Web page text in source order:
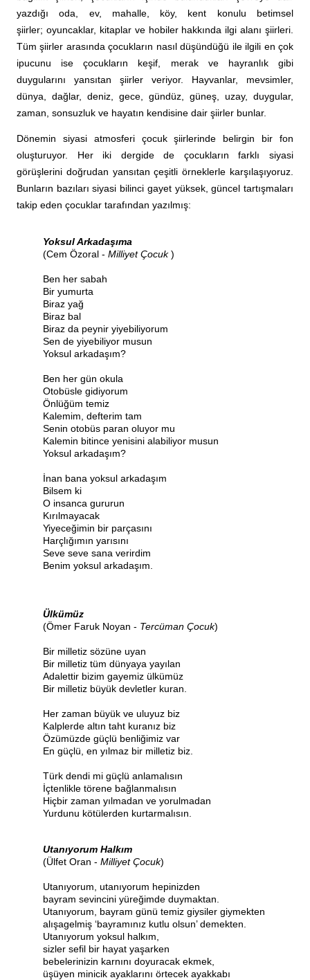
yazdığı oda, ev, mahalle, köy, kent konulu betimsel
şiirler; oyuncaklar, kitaplar ve hobiler hakkında ilgi alanı şiirleri.
Tüm şiirler arasında çocukların nasıl düşündüğü ile ilgili en çok
ipucunu ise çocukların keşif, merak ve hayranlık gibi
duygularını yansıtan şiirler veriyor. Hayvanlar, mevsimler,
dünya, dağlar, deniz, gece, gündüz, güneş, uzay, duygular,
zaman, sonsuzluk ve hayatın kendisine dair şiirler bunlar.
Dönemin siyasi atmosferi çocuk şiirlerinde belirgin bir fon
oluşturuyor. Her iki dergide de çocukların farklı siyasi
görüşlerini doğrudan yansıtan çeşitli örneklerle karşılaşıyoruz.
Bunların bazıları siyasi bilinci gayet yüksek, güncel tartışmaları
takip eden çocuklar tarafından yazılmış:
Yoksul Arkadaşıma
(Cem Özoral - Milliyet Çocuk)
Ben her sabah
Bir yumurta
Biraz yağ
Biraz bal
Biraz da peynir yiyebiliyorum
Sen de yiyebiliyor musun
Yoksul arkadaşım?
Ben her gün okula
Otobüsle gidiyorum
Önlüğüm temiz
Kalemim, defterim tam
Senin otobüs paran oluyor mu
Kalemin bitince yenisini alabiliyor musun
Yoksul arkadaşım?
İnan bana yoksul arkadaşım
Bilsem ki
O insanca gururun
Kırılmayacak
Yiyeceğimin bir parçasını
Harçlığımın yarısını
Seve seve sana verirdim
Benim yoksul arkadaşım.
Ülkümüz
(Ömer Faruk Noyan - Tercüman Çocuk)
Bir milletiz sözüne uyan
Bir milletiz tüm dünyaya yayılan
Adalettir bizim gayemiz ülkümüz
Bir milletiz büyük devletler kuran.
Her zaman büyük ve uluyuz biz
Kalplerde altın taht kuranız biz
Özümüzde güçlü benliğimiz var
En güçlü, en yılmaz bir milletiz biz.
Türk dendi mi güçlü anlamalısın
İçtenlikle törene bağlanmalısın
Hiçbir zaman yılmadan ve yorulmadan
Yurdunu kötülerden kurtarmalısın.
Utanıyorum Halkım
(Ülfet Oran - Milliyet Çocuk)
Utanıyorum, utanıyorum hepinizden
bayram sevincini yüreğimde duymaktan.
Utanıyorum, bayram günü temiz giysiler giymekten
alışagelmiş ‘bayramınız kutlu olsun’ demekten.
Utanıyorum yoksul halkım,
sizler sefil bir hayat yaşarken
bebelerinizin karnını doyuracak ekmek,
üşüyen minicik ayaklarını örtecek ayakkabı